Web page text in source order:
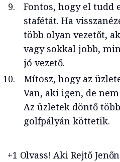
Fontos, hogy el tudd
stafétát. Ha
több olyan vezetőt,
vagy sokkal jobb,
jó vezető.
Mítosz, hogy az
Van, aki igen, de
Az üzletek döntő
golfpályán köttetik.
+1 Olvass! Aki Rejtő